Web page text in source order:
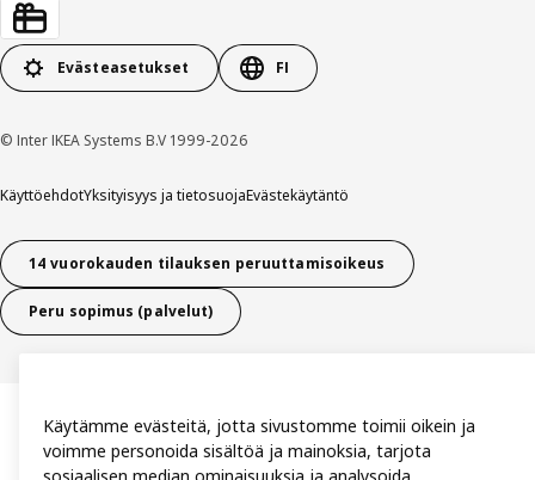
Evästeasetukset FI
© Inter IKEA Systems B.V 1999-2026
KäyttöehdotYksityisyys ja tietosuojaEvästekäytäntö
14 vuorokauden tilauksen peruuttamisoikeus
Peru sopimus (palvelut)
Käytämme evästeitä, jotta sivustomme toimii oikein ja
voimme personoida sisältöä ja mainoksia, tarjota